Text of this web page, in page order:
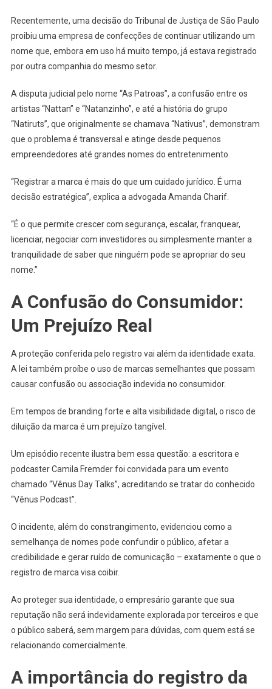
Recentemente, uma decisão do Tribunal de Justiça de São Paulo
proibiu uma empresa de confecções de continuar utilizando um
nome que, embora em uso há muito tempo, já estava registrado
por outra companhia do mesmo setor.
A disputa judicial pelo nome “As Patroas”, a confusão entre os
artistas “Nattan” e “Natanzinho”, e até a história do grupo
“Natiruts”, que originalmente se chamava “Nativus”, demonstram
que o problema é transversal e atinge desde pequenos
empreendedores até grandes nomes do entretenimento.
“Registrar a marca é mais do que um cuidado jurídico. É uma
decisão estratégica”, explica a advogada Amanda Charif.
“É o que permite crescer com segurança, escalar, franquear,
licenciar, negociar com investidores ou simplesmente manter a
tranquilidade de saber que ninguém pode se apropriar do seu
nome.”
A Confusão do Consumidor:
Um Prejuízo Real
A proteção conferida pelo registro vai além da identidade exata.
A lei também proíbe o uso de marcas semelhantes que possam
causar confusão ou associação indevida no consumidor.
Em tempos de branding forte e alta visibilidade digital, o risco de
diluição da marca é um prejuízo tangível.
Um episódio recente ilustra bem essa questão: a escritora e
podcaster Camila Fremder foi convidada para um evento
chamado “Vênus Day Talks”, acreditando se tratar do conhecido
“Vênus Podcast”.
O incidente, além do constrangimento, evidenciou como a
semelhança de nomes pode confundir o público, afetar a
credibilidade e gerar ruído de comunicação – exatamente o que o
registro de marca visa coibir.
Ao proteger sua identidade, o empresário garante que sua
reputação não será indevidamente explorada por terceiros e que
o público saberá, sem margem para dúvidas, com quem está se
relacionando comercialmente.
A importância do registro da